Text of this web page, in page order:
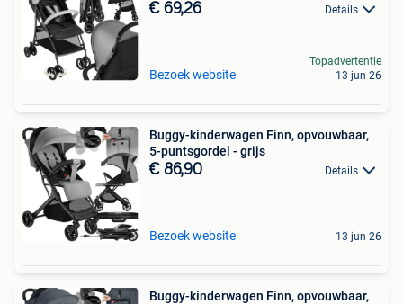
€ 69,26 Details
Bezoek website
Topadvertentie
13 jun 26
Buggy-kinderwagen Finn, opvouwbaar,
5-puntsgordel - grijs
€ 86,90 Details
Bezoek website 13 jun 26
Buggy-kinderwagen Finn, opvouwbaar,